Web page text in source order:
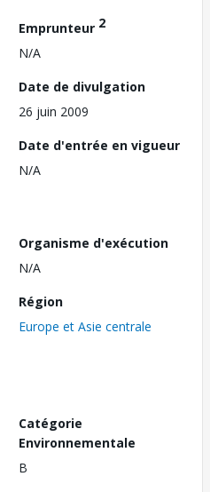
Emprunteur 2
N/A
Date de divulgation
26 juin 2009
Date d'entrée en vigueur
N/A
Organisme d'exécution
N/A
Région
Europe et Asie centrale
Catégorie
Environnementale
B